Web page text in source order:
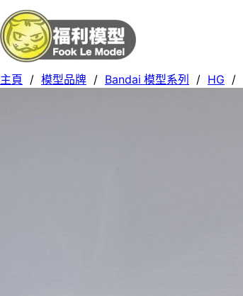
主頁 / 模型品牌 / Bandai 模型系列 / HG /